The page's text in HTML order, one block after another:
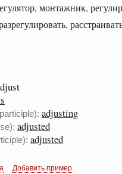
монтажник,
adjusting
adjusted
adjusted
Добавить пример